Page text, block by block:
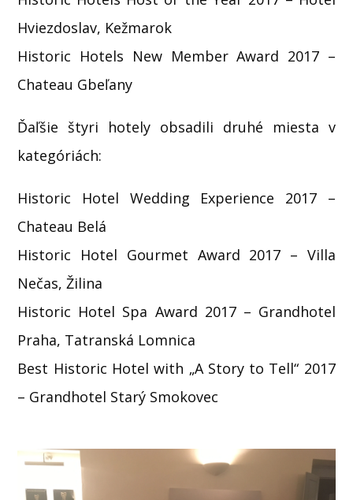
Hviezdoslav, Kežmarok
Historic Hotels New Member Award 2017 –
Chateau Gbeľany
Ďaľšie štyri hotely obsadili druhé miesta v
kategóriách:
Historic Hotel Wedding Experience 2017 –
Chateau Belá
Historic Hotel Gourmet Award 2017 – Villa
Nečas, Žilina
Historic Hotel Spa Award 2017 – Grandhotel
Praha, Tatranská Lomnica
Best Historic Hotel with „A Story to Tell“ 2017
– Grandhotel Starý Smokovec